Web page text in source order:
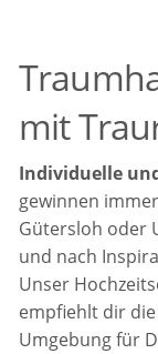
mit
Individuelle
gewinnen
Gütersloh oder
und nach
Unser
empfiehlt dir
Umgebung für